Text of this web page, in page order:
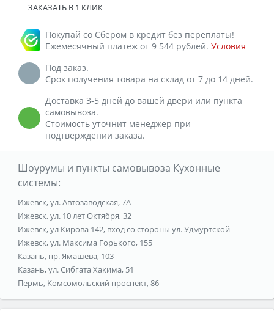
ЗАКАЗАТЬ В 1 КЛИК
Покупай со Сбером в кредит без переплаты!
Ежемесячный платеж от 9 544 рублей. Условия
Под заказ.
Срок получения товара на склад от 7 до 14 дней.
Доставка 3-5 дней до вашей двери или пункта
самовывоза.
Стоимость уточнит менеджер при
подтверждении заказа.
Шоурумы и пункты самовывоза Кухонные
системы:
Ижевск, ул. Автозаводская, 7А
Ижевск, ул. 10 лет Октября, 32
Ижевск, ул Кирова 142, вход со стороны ул. Удмуртской
Ижевск, ул. Максима Горького, 155
Казань, пр. Ямашева, 103
Казань, ул. Сибгата Хакима, 51
Пермь, Комсомольский проспект, 86